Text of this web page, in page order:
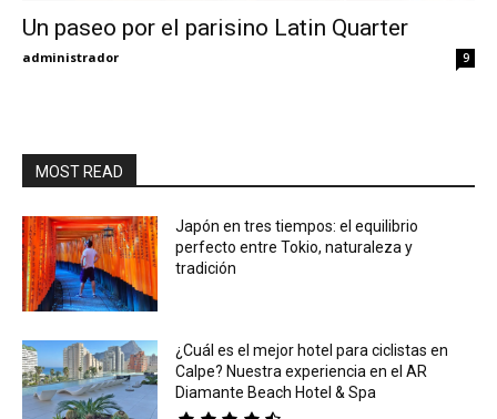
Un paseo por el parisino Latin Quarter
administrador 9
MOST READ
Japón en tres tiempos: el equilibrio
perfecto entre Tokio, naturaleza y
tradición
¿Cuál es el mejor hotel para ciclistas en
Calpe? Nuestra experiencia en el AR
Diamante Beach Hotel & Spa